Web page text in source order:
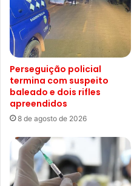
Perseguição policial
termina com suspeito
baleado e dois rifles
apreendidos
8 de agosto de 2026